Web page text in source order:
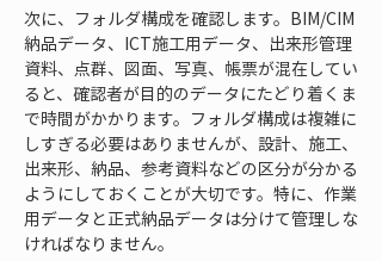
次に、フォルダ構成を確認します。BIM/CIM
納品データ、ICT施工用データ、出来形管理
資料、点群、図面、写真、帳票が混在してい
ると、確認者が目的のデータにたどり着くま
で時間がかかります。フォルダ構成は複雑に
しすぎる必要はありませんが、設計、施工、
出来形、納品、参考資料などの区分が分かる
ようにしておくことが大切です。特に、作業
用データと正式納品データは分けて管理しな
ければなりません。